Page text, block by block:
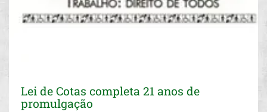
Lei de Cotas completa 21 anos de
promulgação